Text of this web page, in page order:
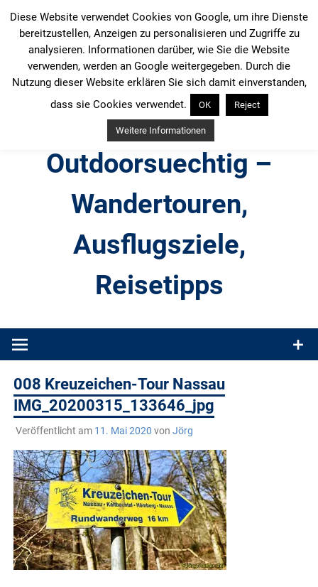
Inhalt
springen
Outdoorsuechtig –
Wandertouren,
Ausflugsziele,
Reisetipps
Produkttests und Buchrezensionen. Ein Blog für alle, die gern
008 Kreuzeichen-Tour Nassau
IMG_20200315_133646_jpg
Veröffentlicht am 11. Mai 2020 von Jörg
Diese Website verwendet Cookies von Google, um ihre Dienste
bereitzustellen, Anzeigen zu personalisieren und Zugriffe zu
analysieren. Informationen darüber, wie Sie die Website
verwenden, werden an Google weitergegeben. Durch die
Nutzung dieser Website erklären Sie sich damit einverstanden,
dass sie Cookies verwendet.
OK Reject
Weitere Informationen